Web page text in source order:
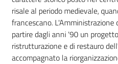
Scopri
i
contenuti
risale al periodo medievale,
francescano.
partire dagli anni '90 un
ristrutturazione e di restauro
accompagnato la